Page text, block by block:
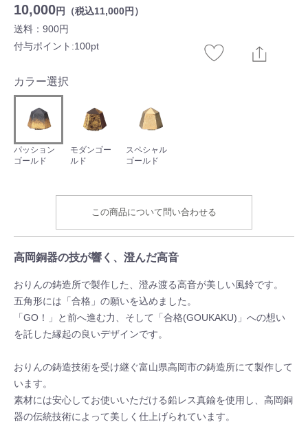
10,000円（税込11,000円）
送料：900円
付与ポイント:100pt
カラー選択
パッション
ゴールド
モダンゴー
ルド
スペシャル
ゴールド
この商品について問い合わせる
高岡銅器の技が響く、澄んだ高音
おりんの鋳造所で製作した、澄み渡る高音が美しい風鈴です。
五角形には「合格」の願いを込めました。
「GO！」と前へ進む力、そして「合格(GOUKAKU)」への想い
を託した縁起の良いデザインです。
おりんの鋳造技術を受け継ぐ富山県高岡市の鋳造所にて製作して
います。
素材には安心してお使いいただける鉛レス真鍮を使用し、高岡銅
器の伝統技術によって美しく仕上げられています。